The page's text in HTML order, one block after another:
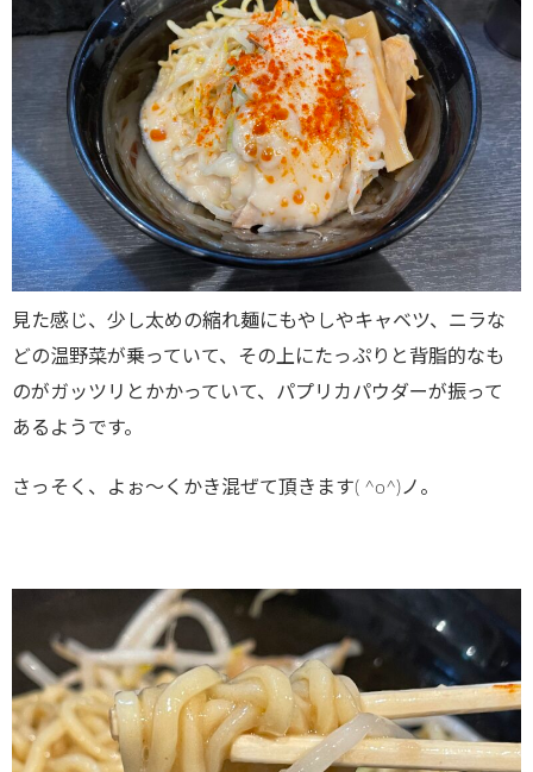
見た感じ、少し太めの縮れ麺にもやしやキャベツ、ニラな
どの温野菜が乗っていて、その上にたっぷりと背脂的なも
のがガッツリとかかっていて、パプリカパウダーが振って
あるようです。
さっそく、よぉ～くかき混ぜて頂きます( ^o^)ノ。